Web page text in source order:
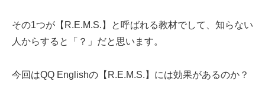
その1つが【R.E.M.S.】と呼ばれる教材でして、知らない
人からすると「？」だと思います。
今回はQQ Englishの【R.E.M.S.】には効果があるのか？